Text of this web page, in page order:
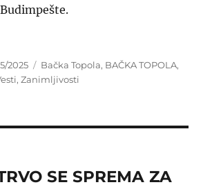
2025 Categories
Bačka Topola, BAČKA TOPOLA,
,Zanimljivosti
SE SPREMA ZA